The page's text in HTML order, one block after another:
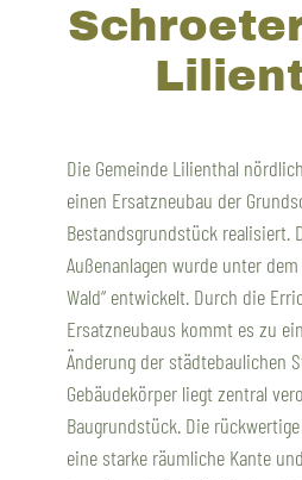
Die Gemeinde Lilienthal
einen Ersatzneubau der
Bestandsgrundstück realisiert.
Außenanlagen wurde unter
Wald“ entwickelt. Durch die
Ersatzneubaus kommt es zu
Änderung der städtebaulichen
Gebäudekörper liegt zentral
Baugrundstück. Die
eine starke räumliche Kante